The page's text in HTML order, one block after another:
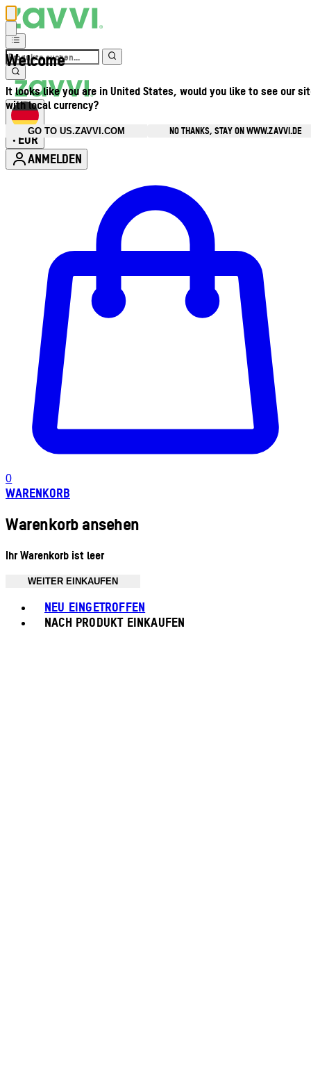
Welcome
It looks like you are in United States, would you like to see our
with local currency?
GO TO US.ZAVVI.COM
NO THANKS, STAY ON WWW.ZAVVI.DE
• EUR
ANMELDEN
0
WARENKORB
Warenkorb ansehen
Ihr Warenkorb ist leer
WEITER EINKAUFEN
NEU EINGETROFFEN
NACH PRODUKT EINKAUFEN